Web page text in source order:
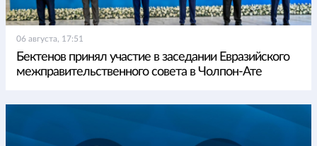
06 августа, 17:51
Бектенов принял участие в заседании Евразийского
межправительственного совета в Чолпон-Ате